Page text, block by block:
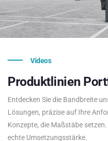
Videos
Produktlinien
Entdecken Sie die Bandbreite
Lösungen, präzise auf Ihre
Konzepte, die Maßstäbe
echte Umsetzungsstärke.